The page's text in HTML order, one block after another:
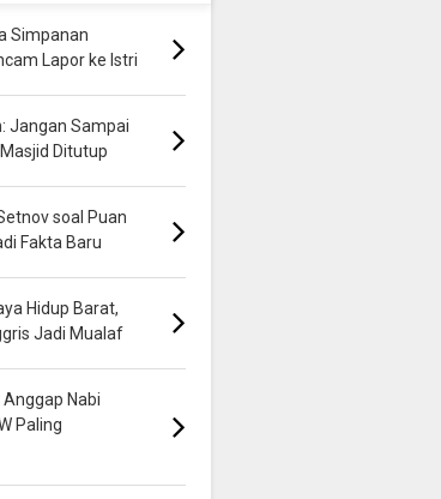
Simpanan
Lapor ke Istri
Jangan Sampai
Ditutup
soal Puan
Fakta Baru
Hidup Barat,
Jadi Mualaf
Nabi
Paling